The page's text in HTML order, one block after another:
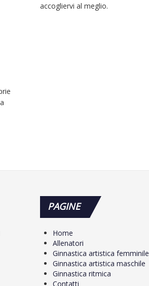
accogliervi al meglio.
PAGINE
Home
Allenatori
Ginnastica artistica femminile
Ginnastica artistica maschile
Ginnastica ritmica
Contatti